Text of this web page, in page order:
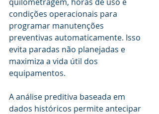
condições operacionais para
programar manutenções
preventivas automaticamente. Isso
evita paradas não planejadas e
maximiza a vida útil dos
equipamentos.
A análise preditiva baseada em
dados históricos permite antecipar